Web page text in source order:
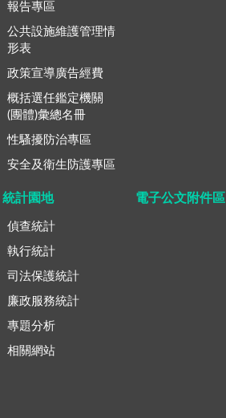
報告專區
公共設施維護管理情
形表
政策宣導廣告經費
概括選任鑑定機關
(團體)彙總名冊
性騷擾防治專區
安全及衛生防護專區
統計園地
偵查統計
執行統計
司法保護統計
廉政服務統計
專題分析
相關網站
電子公文附件區